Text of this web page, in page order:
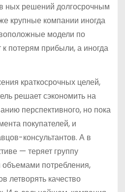
ных решений долгосрочным
крупные компании иногда
модели по
к потерям прибыли, а иногда
краткосрочных целей,
решает сэкономить на
перспективного, но пока
покупателей, и
консультантов. А в
— теряет группу
потребления,
летворять качество